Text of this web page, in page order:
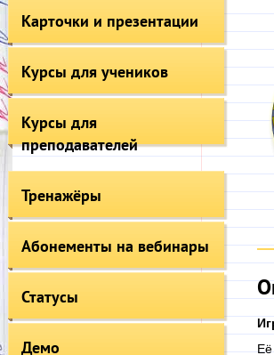
Карточки и презентации
Курсы для учеников
Курсы для
преподавателей
Тренажёры
Абонементы на вебинары
Статусы
Демо
Её